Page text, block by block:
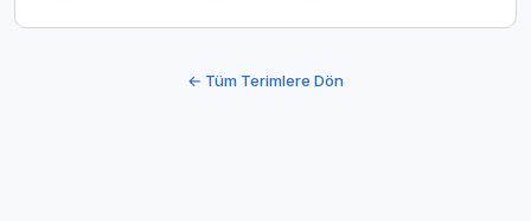
← Tüm Terimlere Dön